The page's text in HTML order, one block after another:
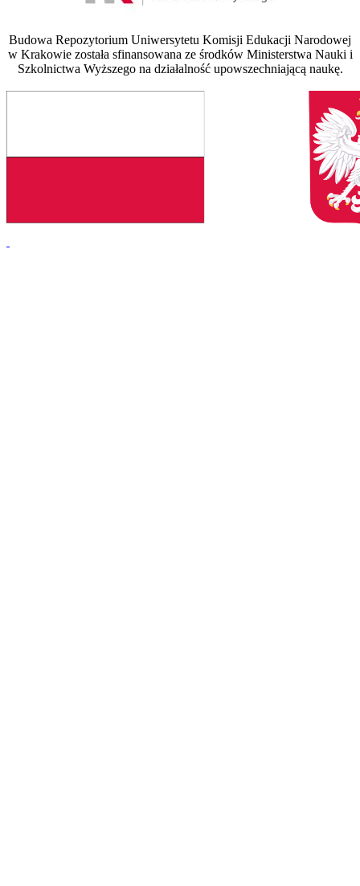
Budowa Repozytorium Uniwersytetu Komisji Edukacji Narodowej
w Krakowie została sfinansowana ze środków Ministerstwa Nauki i
Szkolnictwa Wyższego na działalność upowszechniającą naukę.